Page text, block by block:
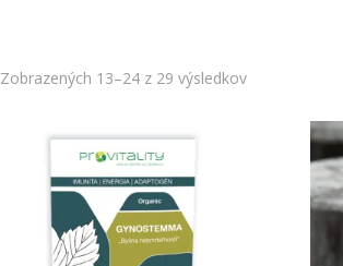
Zobrazených 13–24 z 29 výsledkov